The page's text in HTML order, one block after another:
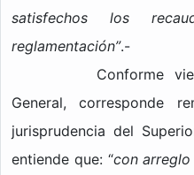
satisfechos los
reglamentación”.-
Conforme
General, corresponde
jurisprudencia del
entiende que: “con